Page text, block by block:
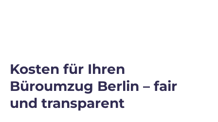
Kosten für Ihren
Büroumzug Berlin – fair
und transparent